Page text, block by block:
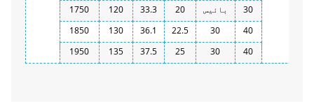
1750
120 33.3 20 بائیس
30
1850
130 36.1 22.5 30
40
1950
135 37.5 25 30 40